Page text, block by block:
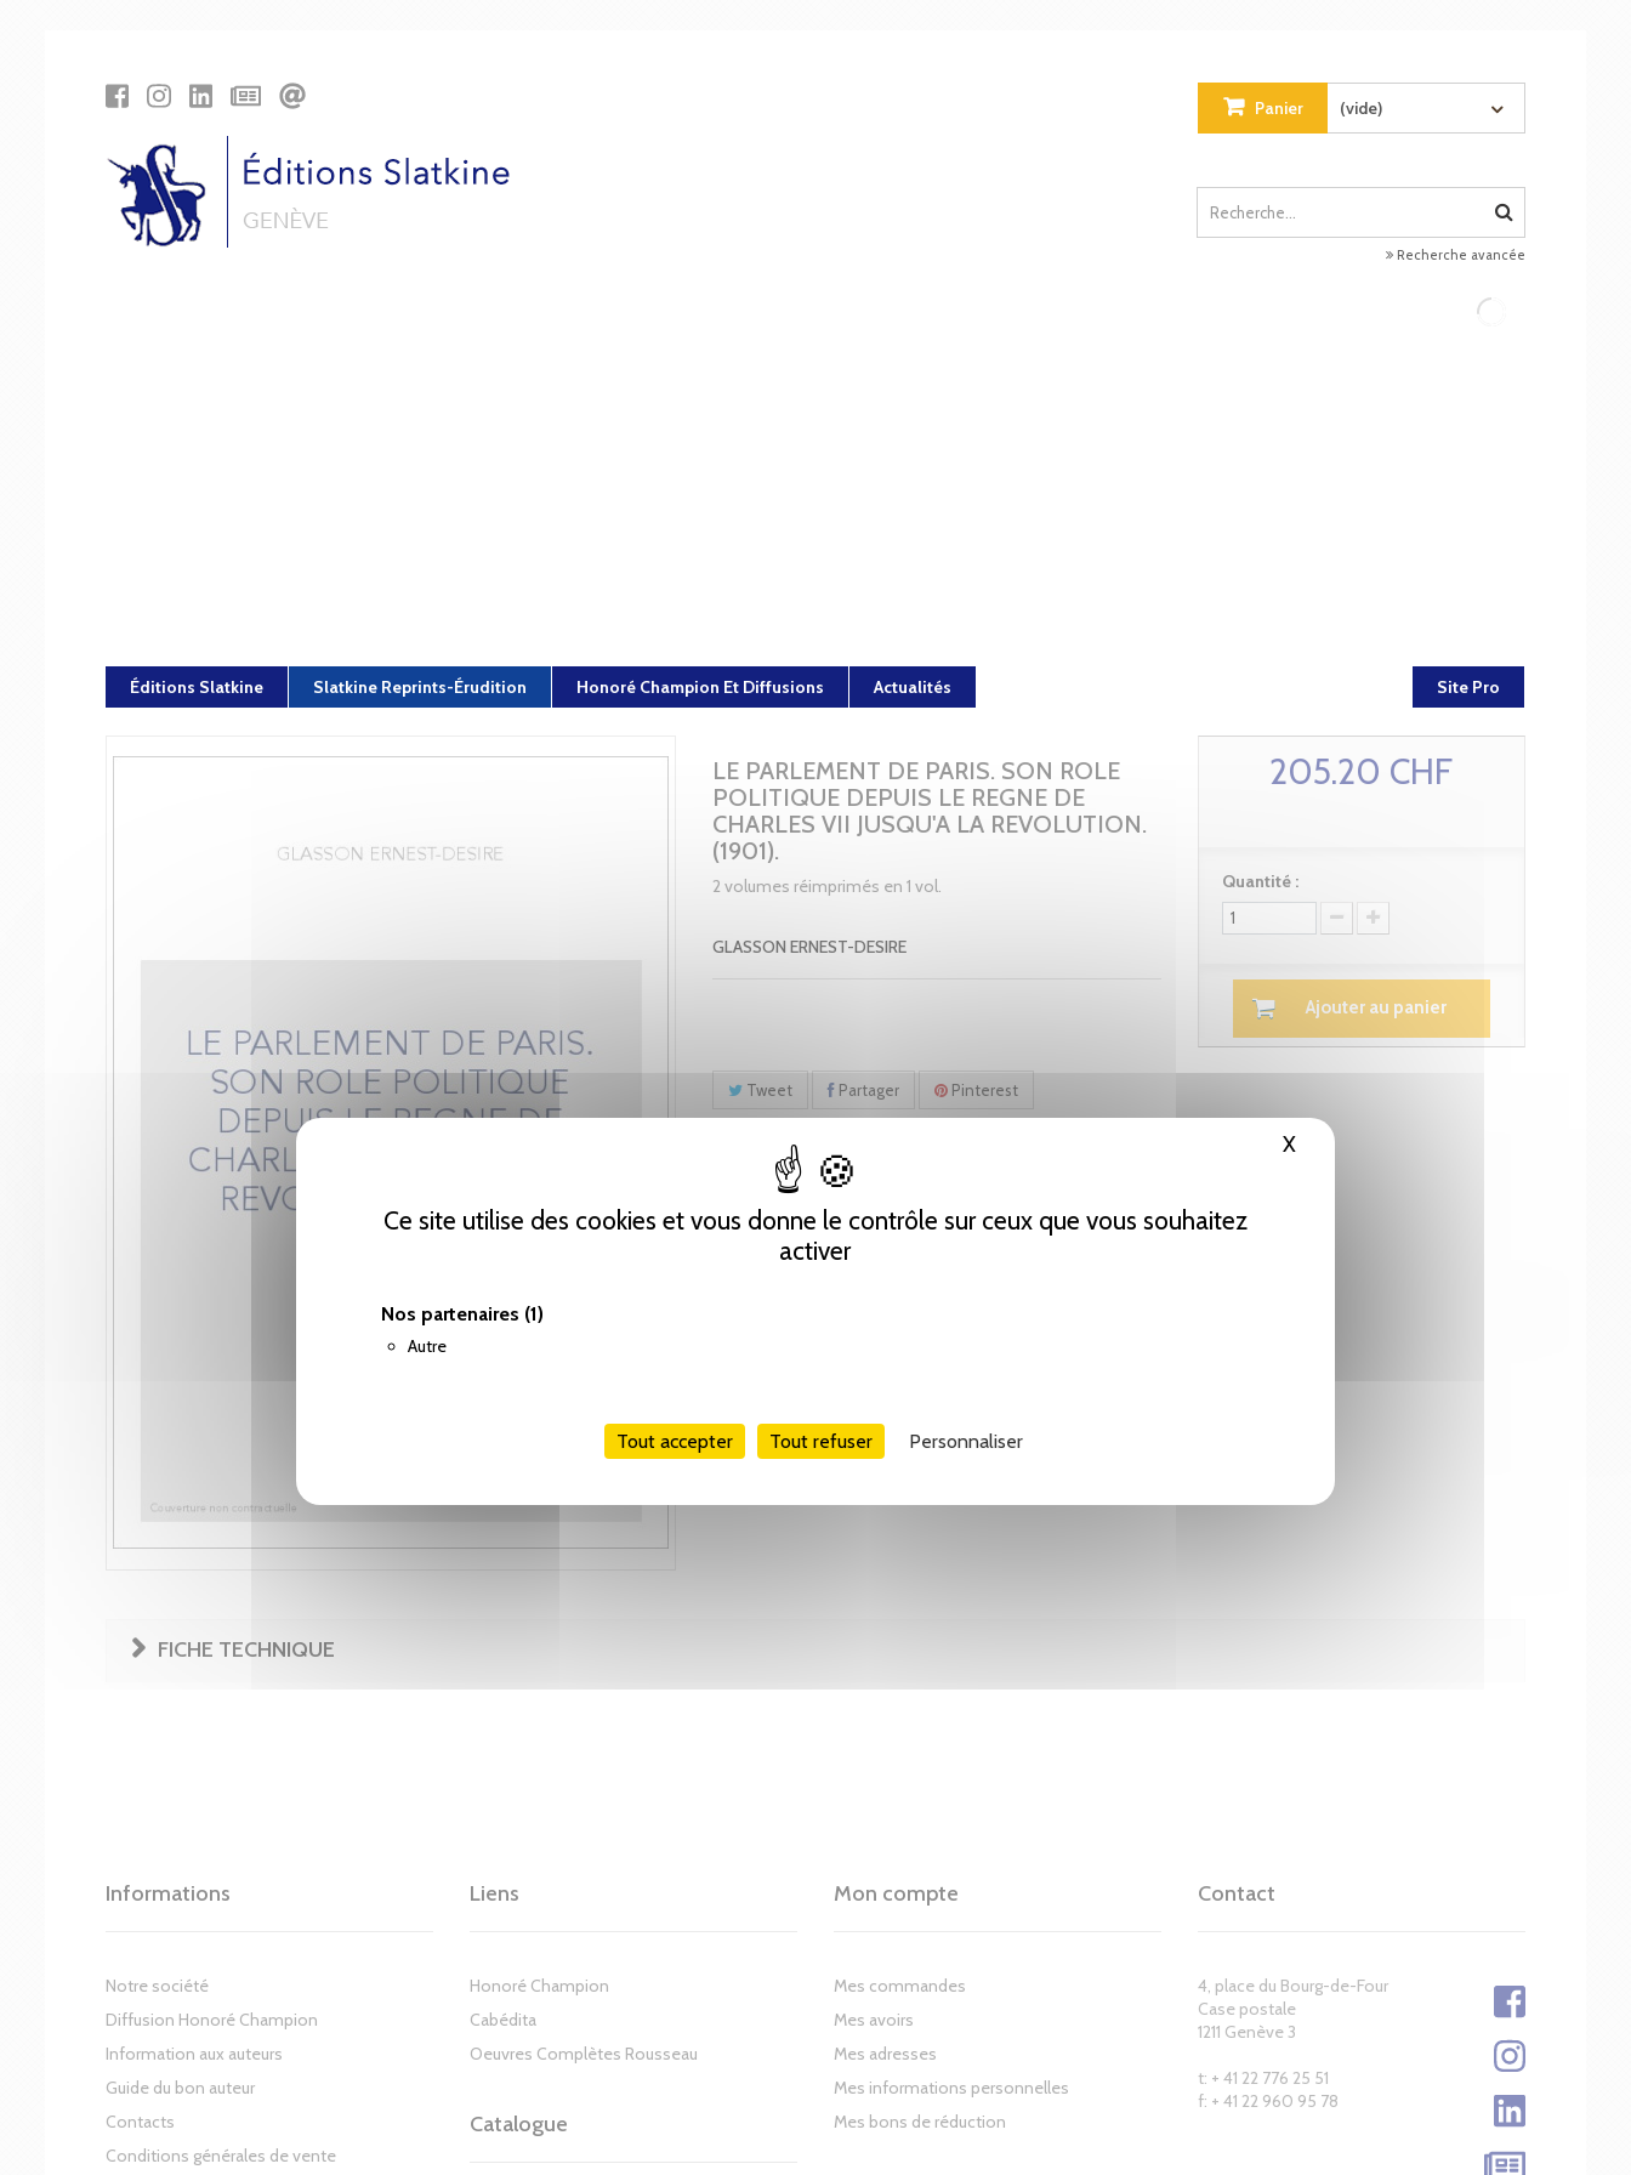
Ce site utilise des cookies et vous donne le contrôle sur ceux que vous souhaitez
activer
Nos partenaires (1)
Autre
Tout accepter Tout refuser Personnaliser
X Masquer le bandeau des cookies
Panier (vide)
Recherche avancée
Éditions Slatkine Slatkine Reprints-Érudition Honoré Champion Et Diffusions Actualités Site Pro
LE PARLEMENT DE PARIS. SON ROLE
POLITIQUE DEPUIS LE REGNE DE
CHARLES VII JUSQU'A LA REVOLUTION.
(1901).
2 volumes réimprimés en 1 vol.
GLASSON ERNEST-DESIRE
Tweet Partager Pinterest
205.20 CHF
Quantité :
Ajouter au panier
FICHE TECHNIQUE
Informations
Notre société
Diffusion Honoré Champion
Information aux auteurs
Guide du bon auteur
Contacts
Conditions générales de vente
Liens
Honoré Champion
Cabédita
Oeuvres Complètes Rousseau
Catalogue
Mon compte
Mes commandes
Mes avoirs
Mes adresses
Mes informations personnelles
Mes bons de réduction
Contact
4, place du Bourg-de-Four
Case postale
1211 Genève 3
t: + 41 22 776 25 51
f: + 41 22 960 95 78